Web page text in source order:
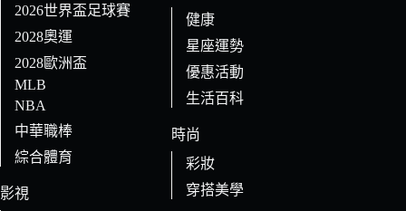
2026世界盃足球賽
2028奧運
2028歐洲盃
MLB
NBA
中華職棒
綜合體育
影視
健康
星座運勢
優惠活動
生活百科
時尚
彩妝
穿搭美學